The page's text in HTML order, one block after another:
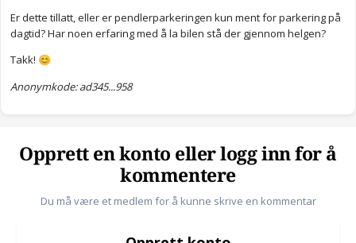
Er dette tillatt, eller er pendlerparkeringen kun ment for parkering på
dagtid? Har noen erfaring med å la bilen stå der gjennom helgen?
Takk! 😊
Anonymkode: ad345...958
Opprett en konto eller logg inn for å
kommentere
Du må være et medlem for å kunne skrive en kommentar